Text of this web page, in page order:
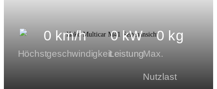
Höchstgeschwindigkeit
0 km/h
Leistung
0 kW
Max.
Nutzlast
0 kg